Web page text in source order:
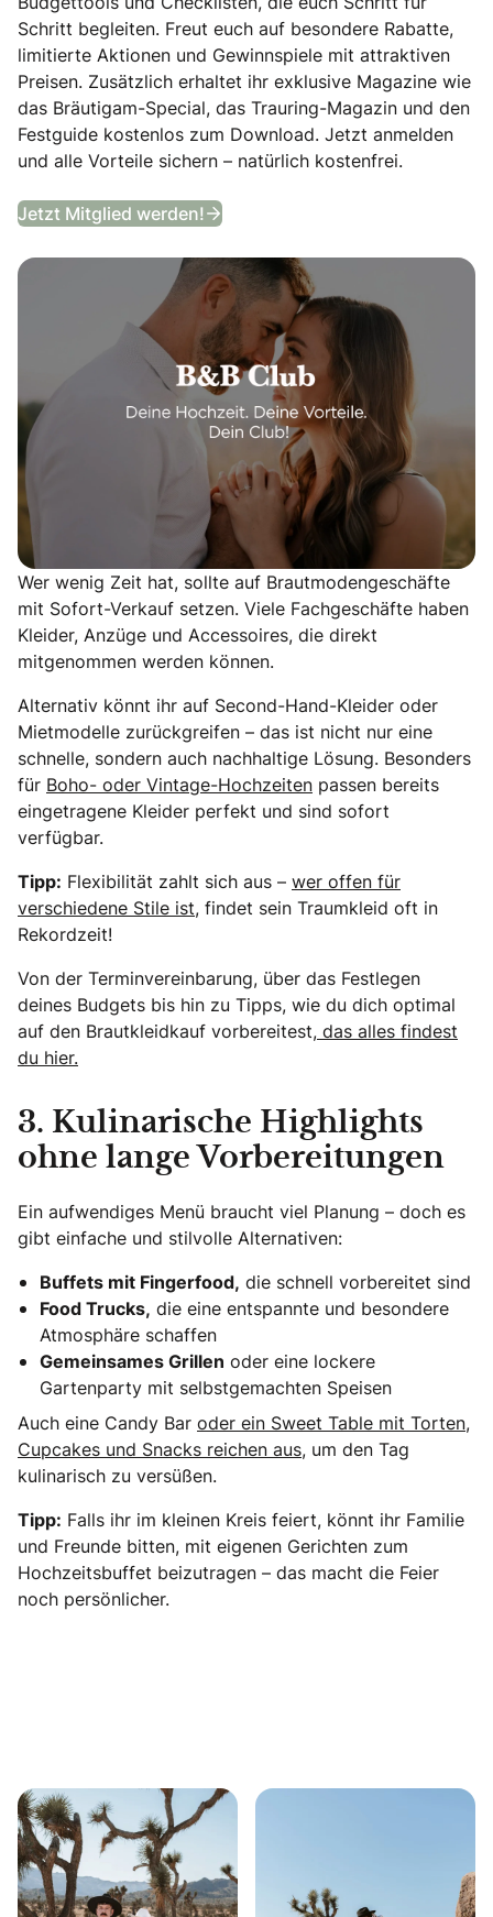
Schritt begleiten. Freut euch auf besondere Rabatte,
limitierte Aktionen und Gewinnspiele mit attraktiven
Preisen. Zusätzlich erhaltet ihr exklusive Magazine wie
das Bräutigam-Special, das Trauring-Magazin und den
Festguide kostenlos zum Download. Jetzt anmelden
und alle Vorteile sichern – natürlich kostenfrei.
Jetzt Mitglied werden! B&B Club
Wer wenig Zeit hat, sollte auf Brautmodengeschäfte
mit Sofort-Verkauf setzen. Viele Fachgeschäfte haben
Kleider, Anzüge und Accessoires, die direkt
mitgenommen werden können.
Alternativ könnt ihr auf Second-Hand-Kleider oder
Mietmodelle zurückgreifen – das ist nicht nur eine
schnelle, sondern auch nachhaltige Lösung. Besonders
für Boho- oder Vintage-Hochzeiten passen bereits
eingetragene Kleider perfekt und sind sofort
verfügbar.
Tipp: Flexibilität zahlt sich aus – wer offen für
verschiedene Stile ist, findet sein Traumkleid oft in
Rekordzeit!
Von der Terminvereinbarung, über das Festlegen
deines Budgets bis hin zu Tipps, wie du dich optimal
auf den Brautkleidkauf vorbereitest, das alles findest
du hier.
3. Kulinarische Highlights
ohne lange Vorbereitungen
Ein aufwendiges Menü braucht viel Planung – doch es
gibt einfache und stilvolle Alternativen:
Buffets mit Fingerfood, die schnell vorbereitet sind
Food Trucks, die eine entspannte und besondere
Atmosphäre schaffen
Gemeinsames Grillen oder eine lockere
Gartenparty mit selbstgemachten Speisen
Auch eine Candy Bar oder ein Sweet Table mit Torten,
Cupcakes und Snacks reichen aus, um den Tag
kulinarisch zu versüßen.
Tipp: Falls ihr im kleinen Kreis feiert, könnt ihr Familie
und Freunde bitten, mit eigenen Gerichten zum
Hochzeitsbuffet beizutragen – das macht die Feier
noch persönlicher.